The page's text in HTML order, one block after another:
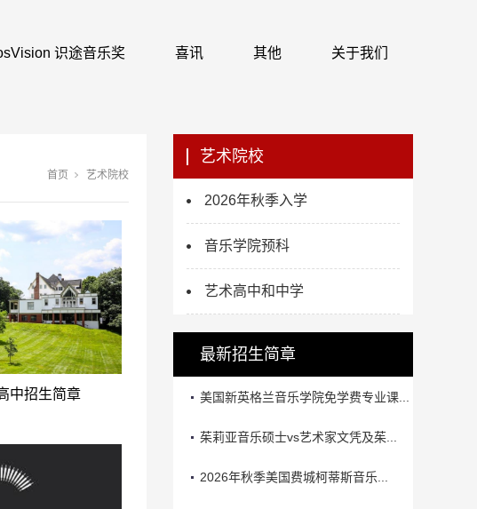
识途音乐奖 喜讯 其他 关于我们
首页 艺术院校
中招生简章
艺术院校
2026年秋季入学
音乐学院预科
艺术高中和中学
最新招生简章
美国新英格兰音乐学院免学费专业课...
茱莉亚音乐硕士vs艺术家文凭及茱...
2026年秋季美国费城柯蒂斯音乐...